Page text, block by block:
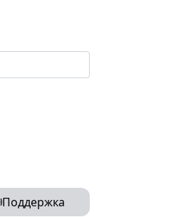
Поддержка